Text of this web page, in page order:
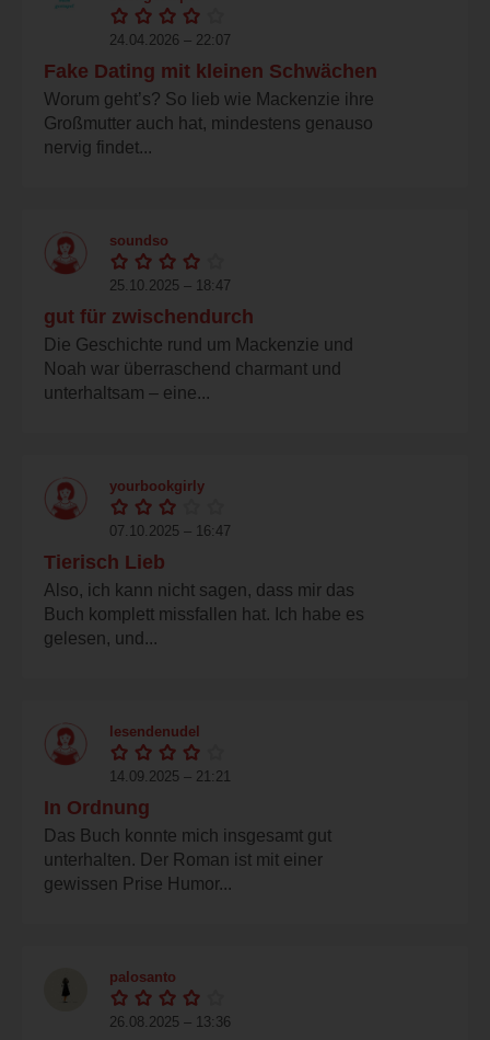
24.04.2026 – 22:07
Fake Dating mit kleinen Schwächen
Worum geht’s? So lieb wie Mackenzie ihre
Großmutter auch hat, mindestens genauso
nervig findet...
soundso
25.10.2025 – 18:47
gut für zwischendurch
Die Geschichte rund um Mackenzie und
Noah war überraschend charmant und
unterhaltsam – eine...
yourbookgirly
07.10.2025 – 16:47
Tierisch Lieb
Also, ich kann nicht sagen, dass mir das
Buch komplett missfallen hat. Ich habe es
gelesen, und...
lesendenudel
14.09.2025 – 21:21
In Ordnung
Das Buch konnte mich insgesamt gut
unterhalten. Der Roman ist mit einer
gewissen Prise Humor...
palosanto
26.08.2025 – 13:36